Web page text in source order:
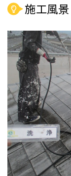
施工風景